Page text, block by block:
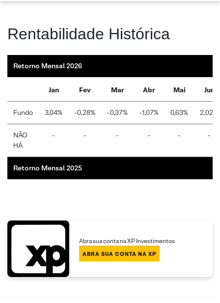
Rentabilidade Histórica
Retorno Mensal 2026
Jan Fev Mar Abr Mai Jun
Fundo 3,04% -0,28% -0,37% -1,07% 0,63% 2,02%
NÃO
HÁ
- - - - - -
Retorno Mensal 2025
Abra sua conta na XP Investimentos
ABRA SUA CONTA NA XP